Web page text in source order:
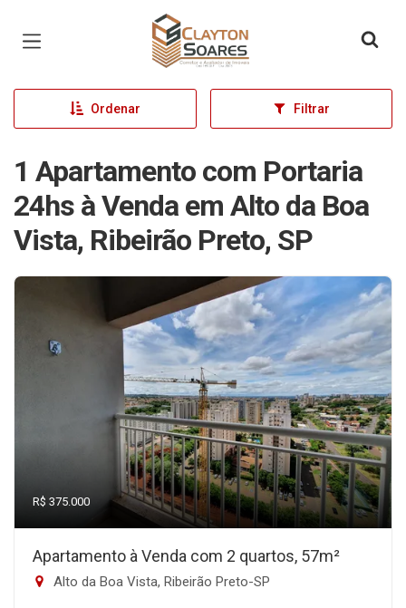
Página inicial
Ordenar Filtrar
1 Apartamento com Portaria
24hs à Venda em Alto da Boa
Vista, Ribeirão Preto, SP
R$ 375.000
Apartamento à Venda com 2 quartos, 57m²
Alto da Boa Vista, Ribeirão Preto-SP